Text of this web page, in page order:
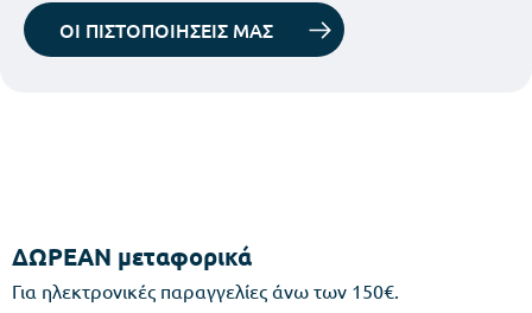
ΟΙ ΠΙΣΤΟΠΟΙΗΣΕΙΣ ΜΑΣ
ΔΩΡΕΑΝ μεταφορικά
Για ηλεκτρονικές παραγγελίες άνω των 150€.